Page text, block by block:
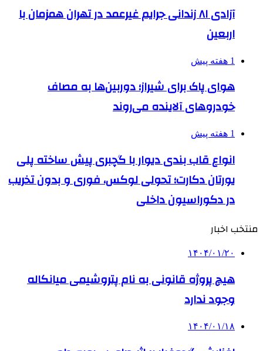
آزادی ۸۱ زندانی جرایم غیرعمد در تهران همزمان با
اربعین
1 هفته پیش
هوای پاک برای شیراز؛ دوربین‌ها به مصاف
خودروهای آلاینده می‌روند
1 هفته پیش
انواع قاب بندی دیوار با گچبری پیش ساخته پلی
یورتان دکارت؛ تحولی لوکس، فوری و بدون تخریب
در دکوراسیون داخلی
منتخب اخبار
۱۴۰۴/۰۱/۲۰
هیچ پروژه قانونی به نام پتروشیمی میانکاله
وجود ندارد
۱۴۰۴/۰۱/۱۸